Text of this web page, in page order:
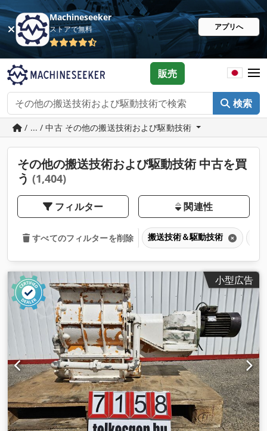
Machineseeker
ストアで無料 アプリへ
検索
販売
/ ... / 中古 その他の搬送技術および駆動技術
その他の搬送技術および駆動技術 中古を買
う (1,404)
フィルター 関連性
すべてのフィルターを削除 搬送技術＆駆動技術
小型広告